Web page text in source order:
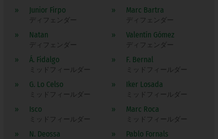
» Junior Firpo
ディフェンダー
» Marc Bartra
ディフェンダー
» Natan
ディフェンダー
» Valentín Gómez
ディフェンダー
» Á. Fidalgo
ミッドフィールダー
» F. Bernal
ミッドフィールダー
» G. Lo Celso
ミッドフィールダー
» Iker Losada
ミッドフィールダー
» Isco
ミッドフィールダー
» Marc Roca
ミッドフィールダー
» N. Deossa » Pablo Fornals